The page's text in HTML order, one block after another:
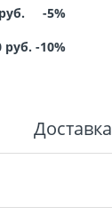
руб. -5%
руб. -10%
Доставка